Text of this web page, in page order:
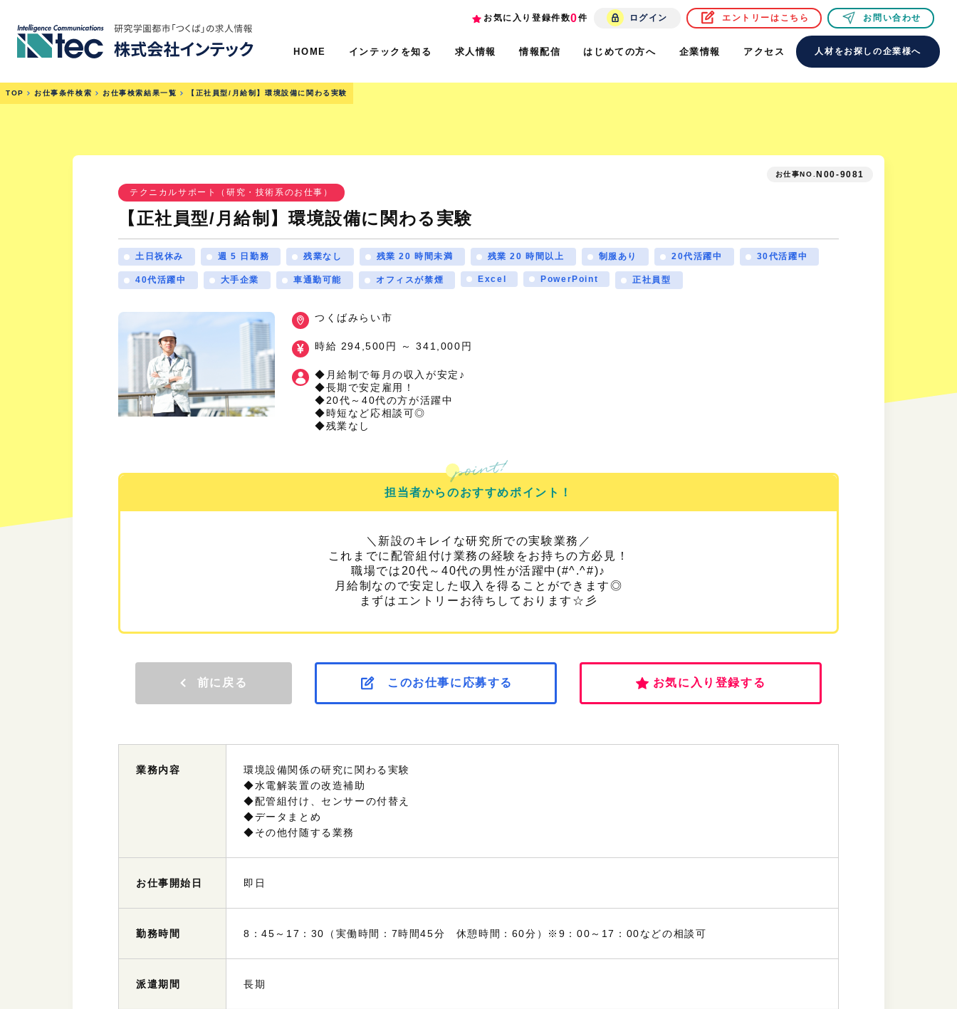
お気に入り登録件数0件 ログイン エントリーはこちら お問い合わせ
HOME インテックを知る 求人情報 情報配信 はじめての方へ 企業情報 アクセス 人材をお探しの企業様へ
TOP お仕事条件検索 お仕事検索結果一覧 【正社員型/月給制】環境設備に関わる実験
お仕事NO.
N00-9081
テクニカルサポート（研究・技術系のお仕事）
【正社員型/月給制】環境設備に関わる実験
土日祝休み 週 5 日勤務 残業なし 残業 20 時間未満 残業 20 時間以上 制服あり 20代活躍中 30代活躍中
40代活躍中 大手企業 車通勤可能 オフィスが禁煙 Excel PowerPoint 正社員型
つくばみらい市
時給 294,500円 ～ 341,000円
◆月給制で毎月の収入が安定♪
◆長期で安定雇用！
◆20代～40代の方が活躍中
◆時短など応相談可◎
◆残業なし
担当者からのおすすめポイント！
＼新設のキレイな研究所での実験業務／
これまでに配管組付け業務の経験をお持ちの方必見！
職場では20代～40代の男性が活躍中(#^.^#)♪
月給制なので安定した収入を得ることができます◎
まずはエントリーお待ちしております☆彡
前に戻る このお仕事に応募する お気に入り登録する
業務内容
環境設備関係の研究に関わる実験
◆水電解装置の改造補助
◆配管組付け、センサーの付替え
◆データまとめ
◆その他付随する業務
お仕事 開始日 即日
勤務時間 8：45～17：30（実働時間：7時間45分 休憩時間：60分）※9：00～17：00などの相談可
派遣期間 長期